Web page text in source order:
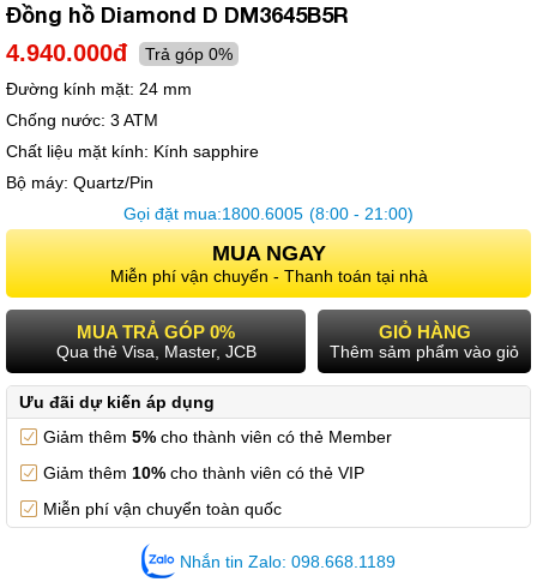
Đồng hồ Diamond D DM3645B5R
4.940.000đ
Trả góp 0%
Đường kính mặt: 24 mm
Chống nước: 3 ATM
Chất liệu mặt kính: Kính sapphire
Bộ máy: Quartz/Pin
Gọi đặt mua:1800.6005 (8:00 - 21:00)
MUA NGAY
Miễn phí vận chuyển - Thanh toán tại nhà
MUA TRẢ GÓP 0%
Qua thẻ Visa, Master, JCB
GIỎ HÀNG
Thêm sảm phẩm vào giỏ
Ưu đãi dự kiến áp dụng
Giảm thêm 5% cho thành viên có thẻ Member
Giảm thêm 10% cho thành viên có thẻ VIP
Miễn phí vận chuyển toàn quốc
Nhắn tin Zalo: 098.668.1189